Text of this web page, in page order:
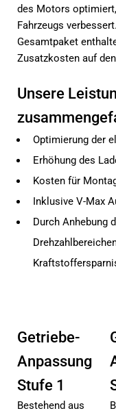
des Motors
Fahrzeugs
Gesamtpaket
Zusatzkosten auf
Unsere
Optimierung der
Erhöhung des
Kosten für
Inklusive V-Max
Durch Anhebung
Getriebe-
Anpassung
Stufe 1
Bestehend aus